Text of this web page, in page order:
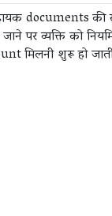
documents की
पर व्यक्ति को
मिलनी शुरू हो